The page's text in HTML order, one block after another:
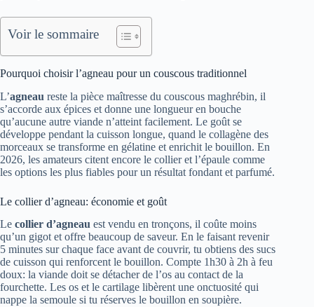
Voir le sommaire
Pourquoi choisir l’agneau pour un couscous traditionnel
L’agneau reste la pièce maîtresse du couscous maghrébin, il
s’accorde aux épices et donne une longueur en bouche
qu’aucune autre viande n’atteint facilement. Le goût se
développe pendant la cuisson longue, quand le collagène des
morceaux se transforme en gélatine et enrichit le bouillon. En
2026, les amateurs citent encore le collier et l’épaule comme
les options les plus fiables pour un résultat fondant et parfumé.
Le collier d’agneau: économie et goût
Le collier d’agneau est vendu en tronçons, il coûte moins
qu’un gigot et offre beaucoup de saveur. En le faisant revenir
5 minutes sur chaque face avant de couvrir, tu obtiens des sucs
de cuisson qui renforcent le bouillon. Compte 1h30 à 2h à feu
doux: la viande doit se détacher de l’os au contact de la
fourchette. Les os et le cartilage libèrent une onctuosité qui
nappe la semoule si tu réserves le bouillon en soupière.